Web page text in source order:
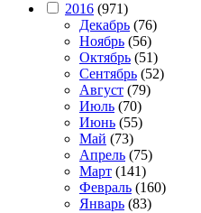
2016 (971)
Декабрь (76)
Ноябрь (56)
Октябрь (51)
Сентябрь (52)
Август (79)
Июль (70)
Июнь (55)
Май (73)
Апрель (75)
Март (141)
Февраль (160)
Январь (83)